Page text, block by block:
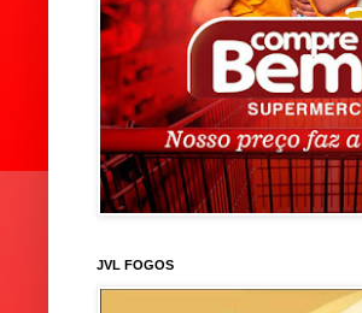
JVL FOGOS